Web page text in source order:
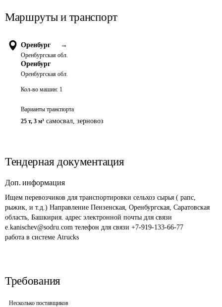
Маршруты и транспорт
Оренбург →
Оренбургская обл.
Оренбург
Оренбургская обл.
Кол-во машин: 1
Варианты транспорта
25 т, 3 м³ самосвал, зерновоз
Тендерная документация
Доп. информация
Ищем перевозчиков для транспортировки сельхоз сырья ( рапс,
рыжик, и т.д.) Направление Пензенская, Оренбургская, Саратовская
область, Башкирия. адрес электронной почты для связи
e.kanischev@sodru.com телефон для связи +7-919-133-66-77
работа в системе Atrucks
Требования
Несколько поставщиков